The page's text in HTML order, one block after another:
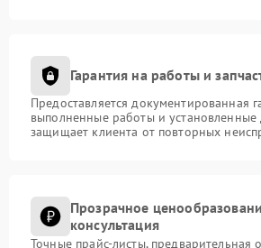
Гарантия на работы и
Предоставляется документированная
выполненные работы и установленные
защищает клиента от повторных
Прозрачное
консультация
Точные прайс-листы, предварительная